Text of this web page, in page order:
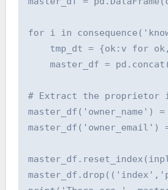
for i in
tmp_dt = {ok:v for
master_df =
# Extract the proprietor